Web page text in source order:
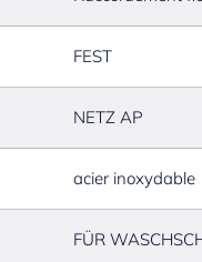
FEST
NETZ AP
acier inoxydable
FÜR